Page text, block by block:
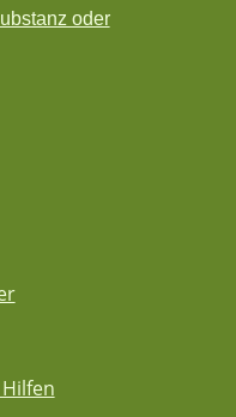
oder